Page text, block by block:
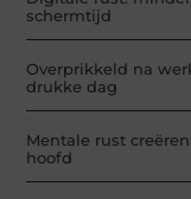
schermtijd
Overprikkeld na
drukke dag
Mentale rust
hoofd